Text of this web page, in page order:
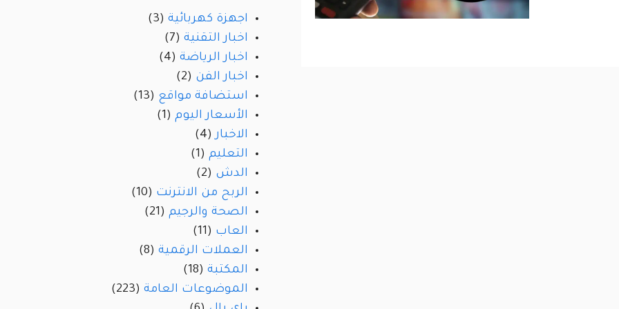
اجهزة كهربائية (3)
اخبار التقنية (7)
اخبار الرياضة (4)
اخبار الفن (2)
استضافة مواقع (13)
الأسعار اليوم (1)
الاخبار(4)
التعليم (1)
الدش (2)
الربح من الانترنت (10)
الصحة والرجيم (21)
العاب (11)
العملات الرقمية (8)
المكتبة (18)
الموضوعات العامة (223)